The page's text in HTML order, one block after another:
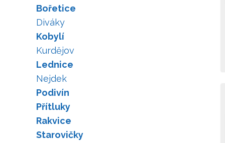
Bořetice
Diváky
Kobylí
Kurdějov
Lednice
Nejdek
Podivín
Přítluky
Rakvice
Starovičky